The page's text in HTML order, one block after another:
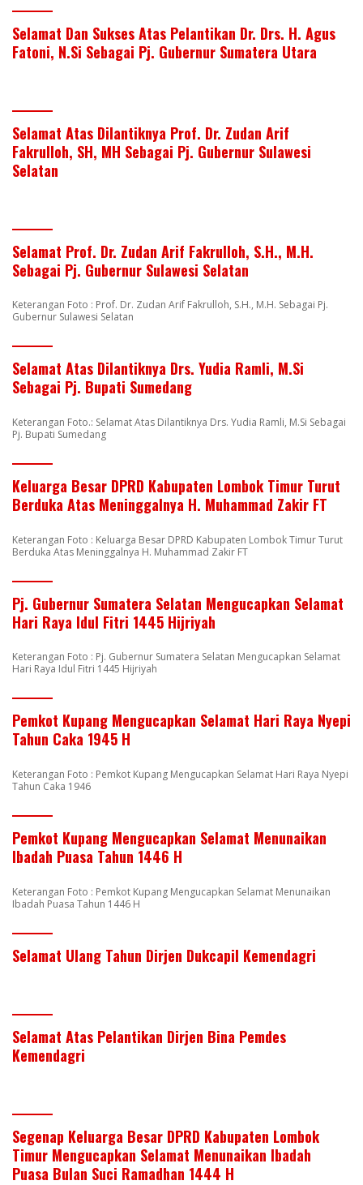
Selamat Dan Sukses Atas Pelantikan Dr. Drs. H. Agus
Fatoni, N.Si Sebagai Pj. Gubernur Sumatera Utara
Selamat Atas Dilantiknya Prof. Dr. Zudan Arif
Fakrulloh, SH, MH Sebagai Pj. Gubernur Sulawesi
Selatan
Selamat Prof. Dr. Zudan Arif Fakrulloh, S.H., M.H.
Sebagai Pj. Gubernur Sulawesi Selatan
Keterangan Foto : Prof. Dr. Zudan Arif Fakrulloh, S.H., M.H. Sebagai Pj.
Gubernur Sulawesi Selatan
Selamat Atas Dilantiknya Drs. Yudia Ramli, M.Si
Sebagai Pj. Bupati Sumedang
Keterangan Foto.: Selamat Atas Dilantiknya Drs. Yudia Ramli, M.Si Sebagai
Pj. Bupati Sumedang
Keluarga Besar DPRD Kabupaten Lombok Timur Turut
Berduka Atas Meninggalnya H. Muhammad Zakir FT
Keterangan Foto : Keluarga Besar DPRD Kabupaten Lombok Timur Turut
Berduka Atas Meninggalnya H. Muhammad Zakir FT
Pj. Gubernur Sumatera Selatan Mengucapkan Selamat
Hari Raya Idul Fitri 1445 Hijriyah
Keterangan Foto : Pj. Gubernur Sumatera Selatan Mengucapkan Selamat
Hari Raya Idul Fitri 1445 Hijriyah
Pemkot Kupang Mengucapkan Selamat Hari Raya Nyepi
Tahun Caka 1945 H
Keterangan Foto : Pemkot Kupang Mengucapkan Selamat Hari Raya Nyepi
Tahun Caka 1946
Pemkot Kupang Mengucapkan Selamat Menunaikan
Ibadah Puasa Tahun 1446 H
Keterangan Foto : Pemkot Kupang Mengucapkan Selamat Menunaikan
Ibadah Puasa Tahun 1446 H
Selamat Ulang Tahun Dirjen Dukcapil Kemendagri
Selamat Atas Pelantikan Dirjen Bina Pemdes
Kemendagri
Segenap Keluarga Besar DPRD Kabupaten Lombok
Timur Mengucapkan Selamat Menunaikan Ibadah
Puasa Bulan Suci Ramadhan 1444 H